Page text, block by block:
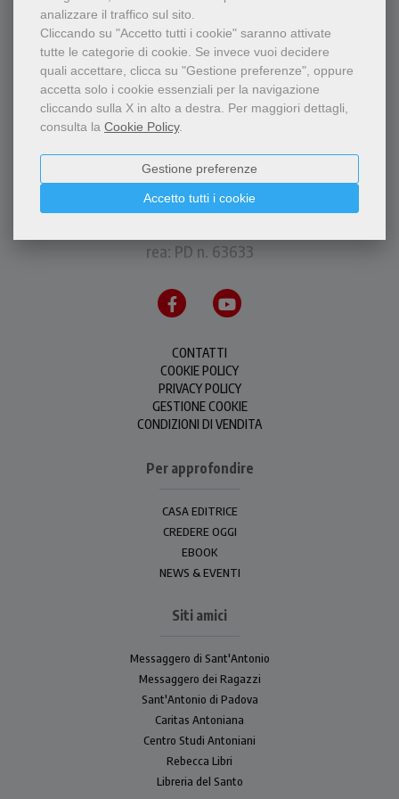
analizzare il traffico sul sito.
Cliccando su "Accetto tutti i cookie" saranno attivate
tutte le categorie di cookie. Se invece vuoi decidere
quali accettare, clicca su "Gestione preferenze", oppure
accetta solo i cookie essenziali per la navigazione
cliccando sulla X in alto a destra. Per maggiori dettagli,
consulta la Cookie Policy.
Accetto tutti i cookie
Gestione preferenze
P.I.S.A.P.F.M.C. Messaggero di S. Antonio Editrice
via Orto Botanico, 11 - 35123 Padova - P.IVA
rea: PD n. 63633
CONTATTI
COOKIE POLICY
PRIVACY POLICY
GESTIONE COOKIE
CONDIZIONI DI VENDITA
Per approfondire
CASA EDITRICE
CREDERE OGGI
EBOOK
NEWS & EVENTI
Siti amici
Messaggero di Sant'Antonio
Messaggero dei Ragazzi
Sant'Antonio di Padova
Caritas Antoniana
Centro Studi Antoniani
Rebecca Libri
Libreria del Santo